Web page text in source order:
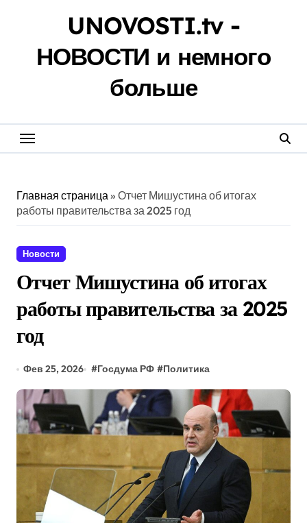
UNOVOSTI.tv -
НОВОСТИ и немного
больше
Главная страница» Отчет Мишустина об итогах
работы правительства за 2025 год
Новости
Отчет Мишустина об итогах
работы правительства за 2025
год
Фев 25, 2026 #Госдума РФ #Политика